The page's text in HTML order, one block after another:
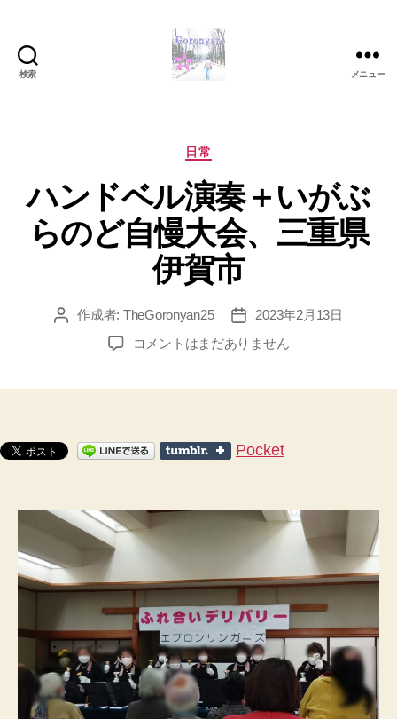
検索
マ
ン
ド
～
音
楽
と
常
の
メニュー
カ
ゴ
リ
ー
日常
ハンドベル演奏＋いがぶ
らのど自慢大会、三重県
伊賀市
投 作成者: TheGoronyan25
投
稿
日
2023年2月13日
ハ
演
奏
が
ぶ
の
ど
自
慢
大
会、
三
コメントはまだありません
Pocket